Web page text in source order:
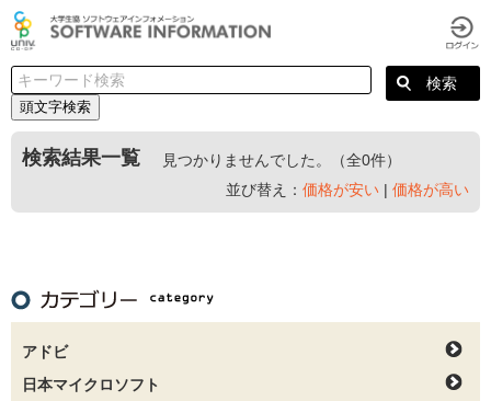
頭文字検索
検索結果一覧
見つかりませんでした。（全0件）
並び替え： 価格が安い | 価格が高い
アドビ
日本マイクロソフト